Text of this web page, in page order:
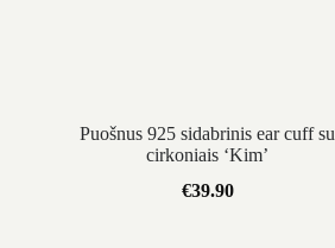
Puošnus 925 sidabrinis ear cuff su
cirkoniais ‘Kim’
€39.90